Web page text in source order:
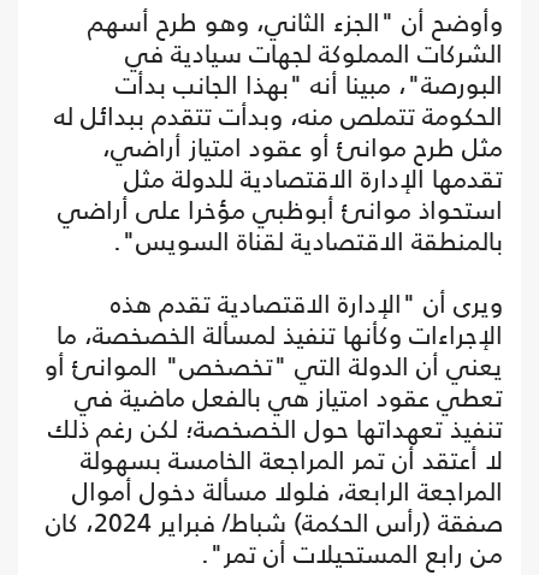
وأوضح أن "الجزء الثاني، وهو طرح أسهم
الشركات المملوكة لجهات سيادية في
البورصة"، مبينا أنه "بهذا الجانب بدأت
الحكومة تتملص منه، وبدأت تتقدم ببدائل له
مثل طرح موانئ أو عقود امتياز أراضي،
تقدمها الإدارة الاقتصادية للدولة مثل
استحواذ موانئ أبوظبي مؤخرا على أراضي
بالمنطقة الاقتصادية لقناة السويس".
ويرى أن "الإدارة الاقتصادية تقدم هذه
الإجراءات وكأنها تنفيذ لمسألة الخصخصة، ما
يعني أن الدولة التي "تخصخص" الموانئ أو
تعطي عقود امتياز هي بالفعل ماضية في
تنفيذ تعهداتها حول الخصخصة؛ لكن رغم ذلك
لا أعتقد أن تمر المراجعة الخامسة بسهولة
المراجعة الرابعة، فلولا مسألة دخول أموال
صفقة (رأس الحكمة) شباط/ فبراير 2024، كان
من رابع المستحيلات أن تمر".